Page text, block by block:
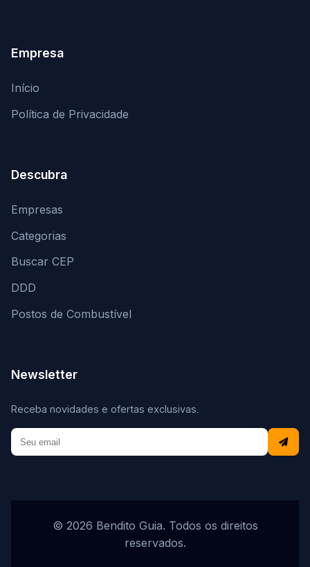
Empresa
Início
Política de Privacidade
Descubra
Empresas
Categorias
Buscar CEP
DDD
Postos de Combustível
Newsletter
Receba novidades e ofertas exclusivas.
© 2026 Bendito Guia. Todos os direitos
reservados.